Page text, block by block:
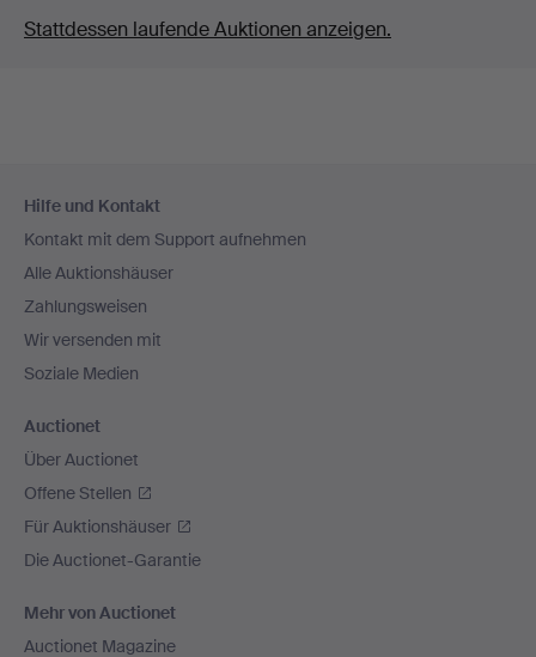
Stattdessen laufende Auktionen anzeigen.
Navigation
Hilfe und Kontakt
Kontakt mit dem Support aufnehmen
Alle Auktionshäuser
Zahlungsweisen
Wir versenden mit
Soziale Medien
Auctionet
Über Auctionet
Offene Stellen
Für Auktionshäuser
Die Auctionet-Garantie
Mehr von Auctionet
Auctionet Magazine